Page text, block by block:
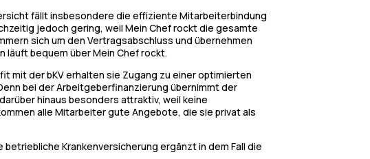
fällt insbesondere die effiziente Mitarbeiterbindung
jedoch gering, weil Mein Chef rockt die gesamte
sich um den Vertragsabschluss und übernehmen
läuft bequem über Mein Chef rockt.
mit der bKV erhalten sie Zugang zu einer optimierten
bei der Arbeitgeberfinanzierung übernimmt der
hinaus besonders attraktiv, weil keine
alle Mitarbeiter gute Angebote, die sie privat als
Krankenversicherung ergänzt in dem Fall die